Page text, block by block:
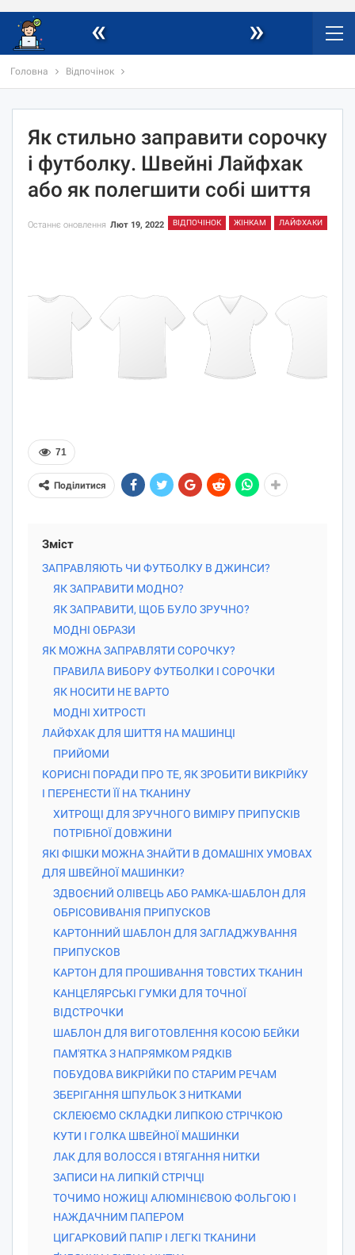
« »
Головна Відпочінок
Як стильно заправити сорочку
і футболку. Швейні Лайфхак
або як полегшити собі шиття
ВІДПОЧІНОК ЖІНКАМ ЛАЙФХАКИ
Останнє оновлення Лют 19, 2022
71
Поділитися
Зміст
ЗАПРАВЛЯЮТЬ ЧИ ФУТБОЛКУ В ДЖИНСИ?
ЯК ЗАПРАВИТИ МОДНО?
ЯК ЗАПРАВИТИ, ЩОБ БУЛО ЗРУЧНО?
МОДНІ ОБРАЗИ
ЯК МОЖНА ЗАПРАВЛЯТИ СОРОЧКУ?
ПРАВИЛА ВИБОРУ ФУТБОЛКИ І СОРОЧКИ
ЯК НОСИТИ НЕ ВАРТО
МОДНІ ХИТРОСТІ
ЛАЙФХАК ДЛЯ ШИТТЯ НА МАШИНЦІ
ПРИЙОМИ
КОРИСНІ ПОРАДИ ПРО ТЕ, ЯК ЗРОБИТИ ВИКРІЙКУ
І ПЕРЕНЕСТИ ЇЇ НА ТКАНИНУ
ХИТРОЩІ ДЛЯ ЗРУЧНОГО ВИМІРУ ПРИПУСКІВ
ПОТРІБНОЇ ДОВЖИНИ
ЯКІ ФІШКИ МОЖНА ЗНАЙТИ В ДОМАШНІХ УМОВАХ
ДЛЯ ШВЕЙНОЇ МАШИНКИ?
ЗДВОЄНИЙ ОЛІВЕЦЬ АБО РАМКА-ШАБЛОН ДЛЯ
ОБРІСОВИВАНІЯ ПРИПУСКОВ
КАРТОННИЙ ШАБЛОН ДЛЯ ЗАГЛАДЖУВАННЯ
ПРИПУСКОВ
КАРТОН ДЛЯ ПРОШИВАННЯ ТОВСТИХ ТКАНИН
КАНЦЕЛЯРСЬКІ ГУМКИ ДЛЯ ТОЧНОЇ
ВІДСТРОЧКИ
ШАБЛОН ДЛЯ ВИГОТОВЛЕННЯ КОСОЮ БЕЙКИ
ПАМ'ЯТКА З НАПРЯМКОМ РЯДКІВ
ПОБУДОВА ВИКРІЙКИ ПО СТАРИМ РЕЧАМ
ЗБЕРІГАННЯ ШПУЛЬОК З НИТКАМИ
СКЛЕЮЄМО СКЛАДКИ ЛИПКОЮ СТРІЧКОЮ
КУТИ І ГОЛКА ШВЕЙНОЇ МАШИНКИ
ЛАК ДЛЯ ВОЛОССЯ І ВТЯГАННЯ НИТКИ
ЗАПИСИ НА ЛИПКІЙ СТРІЧЦІ
ТОЧИМО НОЖИЦІ АЛЮМІНІЄВОЮ ФОЛЬГОЮ І
НАЖДАЧНИМ ПАПЕРОМ
ЦИГАРКОВИЙ ПАПІР І ЛЕГКІ ТКАНИНИ